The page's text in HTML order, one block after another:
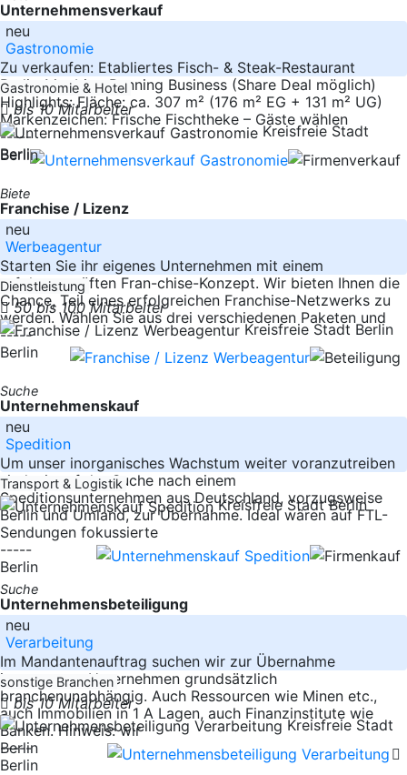
Unternehmensverkauf
neu
Gastronomie
Zu verkaufen: Etabliertes Fisch- & Steak-Restaurant
Berlin-Moabit – Running Business (Share Deal möglich)
Highlights: Fläche: ca. 307 m² (176 m² EG + 131 m² UG)
Markenzeichen: Frische Fischtheke – Gäste wählen
-----
Berlin
Gastronomie & Hotel
bis 10 Mitarbeiter
Kreisfreie Stadt
Berlin
Biete
Franchise / Lizenz
neu
Werbeagentur
Starten Sie ihr eigenes Unternehmen mit einem
erfolgsgeprüften Fran-chise-Konzept. Wir bieten Ihnen die
Chance, Teil eines erfolgreichen Franchise-Netzwerks zu
werden. Wählen Sie aus drei verschiedenen Paketen und
-----
Berlin
Dienstleistung
50 bis 100 Mitarbeiter
Kreisfreie Stadt Berlin
Suche
Unternehmenskauf
neu
Spedition
Um unser inorganisches Wachstum weiter voranzutreiben
sind wir auf der Suche nach einem
Speditionsunternehmen aus Deutschland, vorzugsweise
Berlin und Umland, zur Übernahme. Ideal wären auf FTL-
Sendungen fokussierte
-----
Berlin
Transport & Logistik
Kreisfreie Stadt Berlin
Suche
Unternehmensbeteiligung
neu
Verarbeitung
Im Mandantenauftrag suchen wir zur Übernahme
interessante Unternehmen grundsätzlich
branchenunabhängig. Auch Ressourcen wie Minen etc.,
auch Immobilien in 1 A Lagen, auch Finanzinstitute wie
Banken. Hinweis: wir
-----
Berlin
sonstige Branchen
bis 10 Mitarbeiter
Kreisfreie Stadt
Berlin